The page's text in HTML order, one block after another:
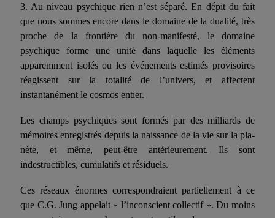
3. Au niveau psychique rien n’est séparé. En dépit du fait
que nous sommes encore dans le domaine de la dualité, très
proche de la frontière du non-manifesté, le domaine
psychique forme une unité dans laquelle les éléments
apparem­ment isolés ou les événements estimés provisoires
réagis­sent sur la totalité de l’univers, et affectent
instantanément le cosmos entier.
Les champs psychiques sont formés par des milliards de
mémoires enregistrés depuis la naissance de la vie sur la pla­
nète, et même, peut-être antérieurement. Ils sont
indestructibles, cumulatifs et résiduels.
Ces réseaux énormes correspondraient partiellement à ce
que C.G. Jung appelait « l’inconscient collectif ». Du moins